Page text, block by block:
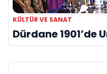
KÜLTÜR VE SANAT
Dürdane 1901’de